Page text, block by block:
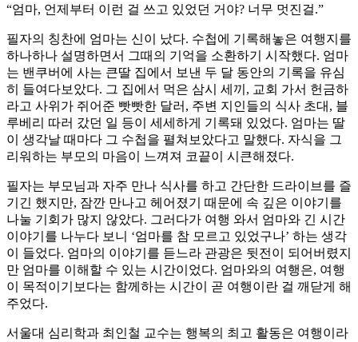
“엄마, 언제부터 이런 걸 쓰고 있었던 거야? 너무 멋진걸.”
필자의 칭찬에 엄마는 신이 났다. 수첩에 기록해놓은 여행지를
하나하나 설명하면서 그때의 기억을 소환하기 시작했다. 엄마
는 밴쿠버에 사는 큰딸 집에서 보낸 두 달 동안의 기록을 유심
히 들여다보았다. 그 집에서 먹은 삼시 세끼, 교회 가서 헌금하
라고 사위가 쥐어준 빳빳한 달러, 주변 지인들의 식사 초대, 블
루베리 따러 갔던 일 등이 세세하게 기록돼 있었다. 엄마는 딸
이 생각날 때마다 그 수첩을 펼쳐보았다고 말했다. 자식을 그
리워하는 부모의 마음이 느껴져 코끝이 시큰해졌다.
필자는 부모님과 자주 만나 식사를 하고 간단한 드라이브를 즐
기긴 했지만, 잠깐 만나고 헤어졌기 때문에 속 깊은 이야기를
나눌 기회가 많지 않았다. 그러다가 여행 와서 엄마와 긴 시간
이야기를 나누다 보니 ‘엄마를 참 모르고 있었구나’ 하는 생각
이 들었다. 엄마의 이야기를 듣느라 관광은 뒷전이 되어버렸지
만 엄마를 이해할 수 있는 시간이었다. 엄마와의 여행은, 여행
이 목적이기보다는 함께하는 시간이 곧 여행이란 걸 깨닫게 해
주었다.
서울대 심리학과 최인철 교수는 행복의 최고 활동은 여행이라